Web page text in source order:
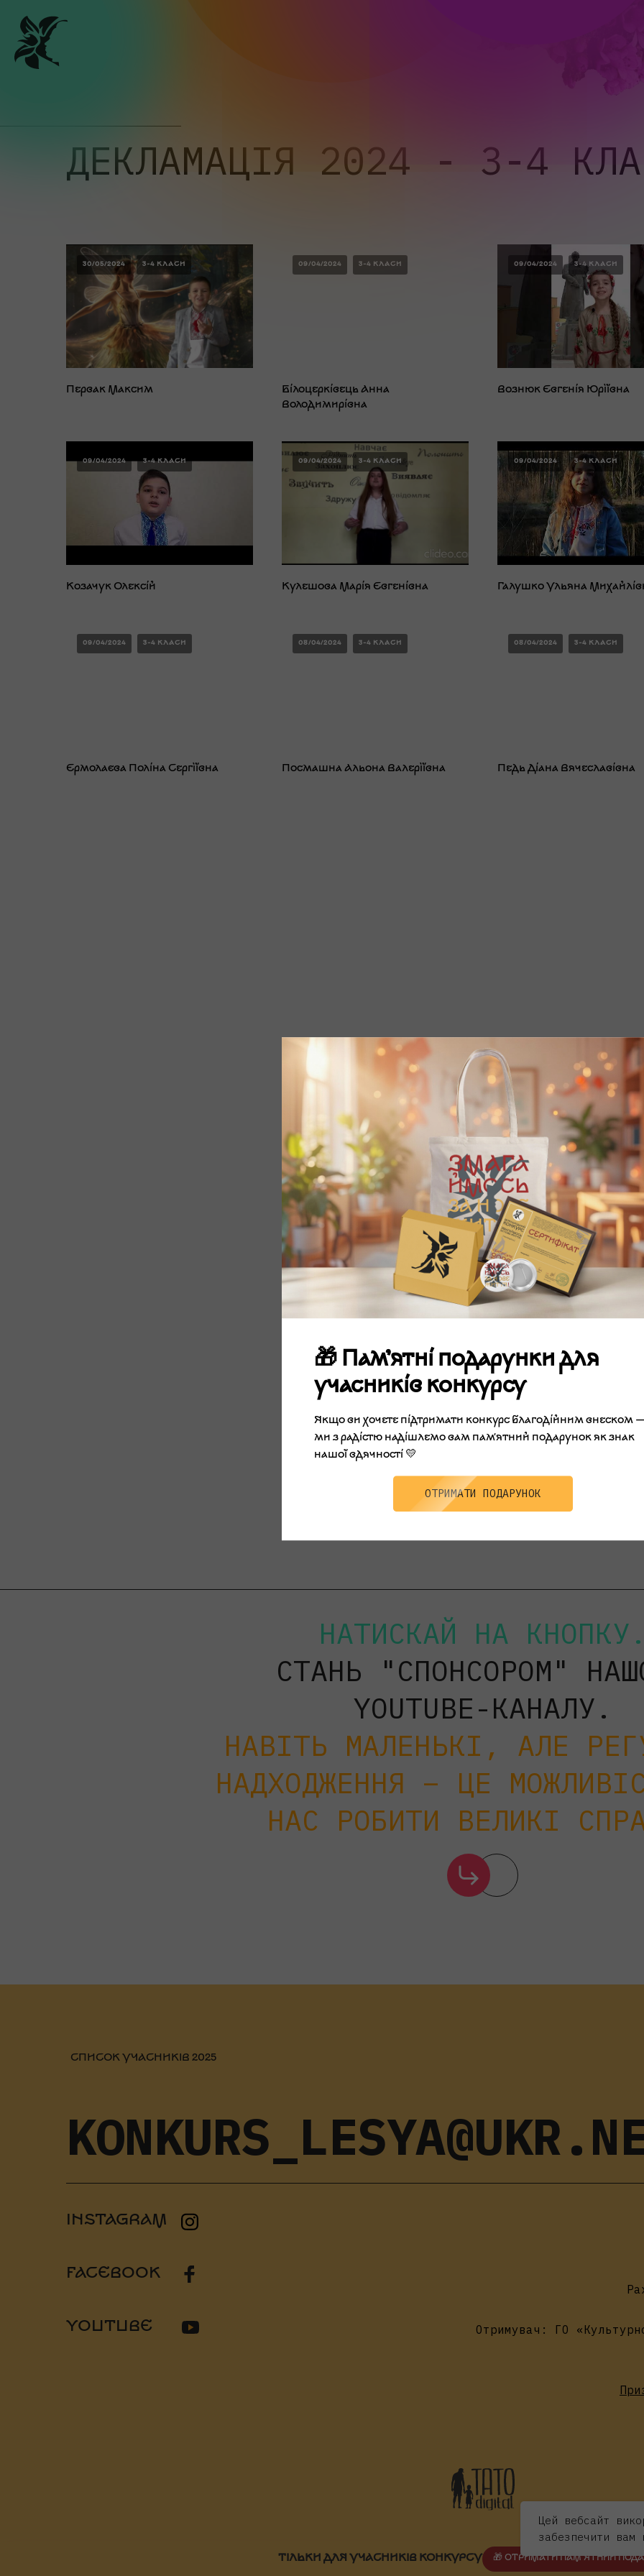
ТІЛЬКИ ДЛЯ УЧАСНИКІВ КОНКУРСУ 🎁 ОТРИМАТИ ПАМ'ЯТНИЙ
ДЕКЛАМАЦІЯ 2024 - 3-4
30/05/2024 3-4 КЛАСИ
Первак Максим
09/04/2024 3-4 КЛАСИ
Білоцерківець Анна
Володимирівна
09/04/2024 3-4 КЛАСИ
Вознюк Євгенія Юріївна
09/04/2024 3-4 КЛАСИ
Козачук Олексій
09/04/2024 3-4 КЛАСИ
Кулешова Марія Євгенівна
09/04/2024 3-4 КЛАСИ
Галушко Ульяна
09/04/2024 3-4 КЛАСИ
Єрмолаєва Поліна Сергіївна
08/04/2024 3-4 КЛАСИ
Посмашна Альона Валеріївна
08/04/2024 3-4 КЛАСИ
Педь Діана Вячеславівна
08/04/2024
Бедзюк Ірина
3-4 КЛАСИ
Бедзюк Дарина
Завантажити ще
НАТИСКАЙ НА
СТАНЬ "СПОНСОРОМ"
YOUTUBE-КАНАЛУ.
НАВІТЬ МАЛЕНЬКІ, АЛЕ
НАДХОДЖЕННЯ – ЦЕ
НАС РОБИТИ ВЕЛИКІ
СПИСОК УЧАСНИКІВ 2025
Отримувач: ГО
INSTAGRAM
FACEBOOK
YOUTUBE
🎁 Пам’ятні подарунки для
учасників конкурсу
Якщо ви хочете підтримати конкурс благодійним внеском
ми з радістю надішлемо вам пам'ятний подарунок як знак
нашої вдячності 💛
ОТРИМАТИ ПОДАРУНОК
Цей вебсайт
забезпечити вам